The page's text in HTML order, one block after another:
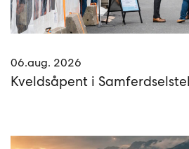
06.aug. 2026
Kveldsåpent i